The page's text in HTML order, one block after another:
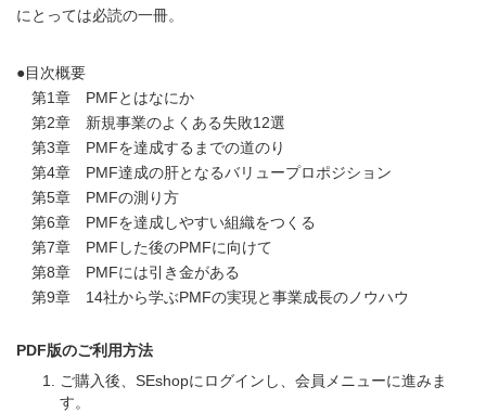
にとっては必読の一冊。
●目次概要
第1章 PMFとはなにか
第2章 新規事業のよくある失敗12選
第3章 PMFを達成するまでの道のり
第4章 PMF達成の肝となるバリュープロポジション
第5章 PMFの測り方
第6章 PMFを達成しやすい組織をつくる
第7章 PMFした後のPMFに向けて
第8章 PMFには引き金がある
第9章 14社から学ぶPMFの実現と事業成長のノウハウ
PDF版のご利用方法
ご購入後、SEshopにログインし、会員メニューに進みま
す。